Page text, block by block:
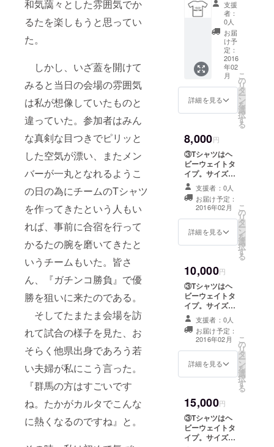
和気藹々とした雰囲気でか
るたを楽しもうと思ってい
た。
しかし、いざ蓋を開けて
みると当日の会場の雰囲気
は私が想像していたものと
違っていた。参加者はみん
な真剣な目つきでピリッと
した空気が漂い、またメン
バーが一丸となれるようこ
の日の為にチームのTシャツ
を作ってきたという人もい
れば、事前に合宿を行って
かるたの腕を磨いてきたと
いうチームもいた。皆さ
ん、『ガチンコ勝負』で優
勝を狙いに来たのである。
そしてたまたま会場を訪
れて試合の様子を見た、お
そらく他県出身であろう若
い夫婦が私にこう言った。
『群馬の方はすごいです
ね。たかがカルタでこんな
に熱くなるのですね』と。
座：ぐんま
ちゃんちに
て開催。
これまで4回
2017年2月に
は都内で第5
回大会を開
催予定。
2013年、週
末起業
フォーラム
より『第7回
週末起業家
賞受賞』。
また2015年
11月より上
毛新聞『オ
21』委員に
就任。
2016年3月、
日産自動車
(株)を退社
し、
Lactivatorと
して独立。
群馬県
産の食
材を使
い、群
馬県の
ブラン
ドイ
メージ
向上に
寄与す
いま
加店舗
でお使
いいた
だける
お食事
券をリ
ターン
加しま
す！
01/21)
トタイ
プ。サ
イズは
100cm
～XXXL
まで多
数取り
そろえ
ており
ます。
サイズ
につい
途ご要
望を伺
いま
す。
★「上
毛かる
たグル
メス
トー
…群馬
県内の
毛かる
たの札
を1枚選
び、そ
の札を
モチー
フにし
たメ
ニュー
を開
発、販
売提供
ます。
群馬県
産の食
材を使
い、群
支援
者：
0人
お届
け予
定：
2016
年02
月
詳細を見る
こ
の
リ
タ
ー
ン
を
選
択
す
る
8,000円
③Tシャツはヘ
ビーウェイトタ
イプ。サイズは
100cm～XXXL
まで多数取りそ
ろえておりま
す。 サイズにつ
いては別途ご要
望を伺います。
内の飲食店が、
上毛かるたの札
を1枚選び、その
札をモチーフに
したメニューを
開発、販売提供
しています。群
馬県産の食材を
使い、群馬県の
ブランドイメー
ジ向上に寄与す
ることを目的と
加店舗でお使い
いただけるお食
事券をリターン
品に追加しま
す！
支援者：0人
お届け予定：
2016年02月
詳細を見る
こ
の
リ
タ
ー
ン
を
選
択
す
る
10,000円
③Tシャツはヘ
ビーウェイトタ
イプ。サイズは
100cm～XXXL
まで多数取りそ
ろえておりま
す。 サイズにつ
いては別途ご要
望を伺います。
内の飲食店が、
上毛かるたの札
を1枚選び、その
札をモチーフに
したメニューを
支援者：0人
お届け予定：
2016年02月
詳細を見る
こ
の
リ
タ
ー
ン
を
選
択
す
る
15,000円
③Tシャツはヘ
ビーウェイトタ
イプ。サイズは